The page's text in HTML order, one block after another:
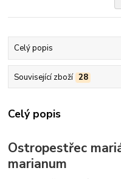
Celý popis
Související zboží 28
Celý popis
Ostropestřec
marianum